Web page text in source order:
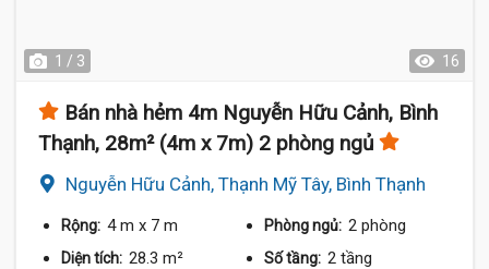
1 / 3 16
Bán nhà hẻm 4m Nguyễn Hữu Cảnh, Bình
Thạnh, 28m² (4m x 7m) 2 phòng ngủ
Nguyễn Hữu Cảnh, Thạnh Mỹ Tây, Bình Thạnh
Rộng: 4 m x 7 m Phòng ngủ: 2 phòng
Diện tích: 28.3 m² Số tầng: 2 tầng